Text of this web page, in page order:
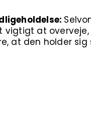
vigtigt at
at den holder